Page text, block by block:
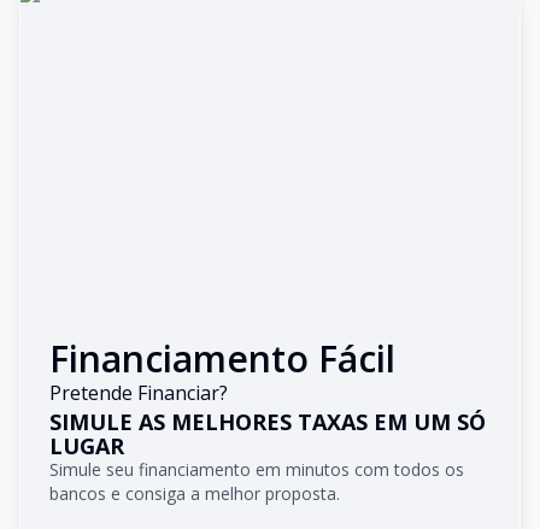
Financiamento Fácil
Pretende Financiar?
SIMULE AS MELHORES TAXAS EM UM SÓ
LUGAR
Simule seu financiamento em minutos com todos os
bancos e consiga a melhor proposta.